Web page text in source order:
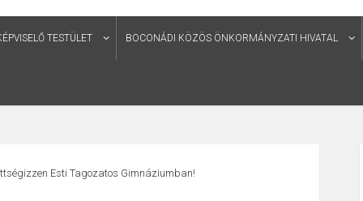
TESTÜLET BOCONÁDI KÖZÖS ÖNKORMÁNYZATI HIVATAL
Esti Tagozatos Gimnáziumban!